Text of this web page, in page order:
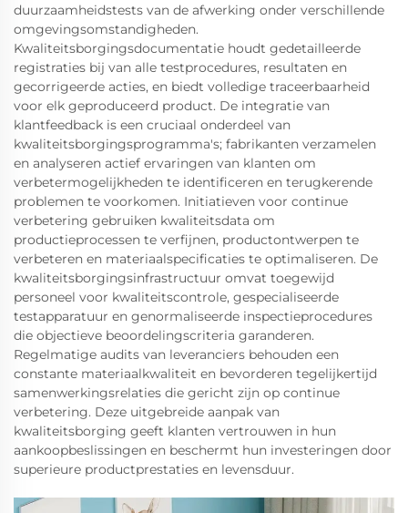
duurzaamheidstests van de afwerking onder verschillende
omgevingsomstandigheden.
Kwaliteitsborgingsdocumentatie houdt gedetailleerde
registraties bij van alle testprocedures, resultaten en
gecorrigeerde acties, en biedt volledige traceerbaarheid
voor elk geproduceerd product. De integratie van
klantfeedback is een cruciaal onderdeel van
kwaliteitsborgingsprogramma's; fabrikanten verzamelen
en analyseren actief ervaringen van klanten om
verbetermogelijkheden te identificeren en terugkerende
problemen te voorkomen. Initiatieven voor continue
verbetering gebruiken kwaliteitsdata om
productieprocessen te verfijnen, productontwerpen te
verbeteren en materiaalspecificaties te optimaliseren. De
kwaliteitsborgingsinfrastructuur omvat toegewijd
personeel voor kwaliteitscontrole, gespecialiseerde
testapparatuur en genormaliseerde inspectieprocedures
die objectieve beoordelingscriteria garanderen.
Regelmatige audits van leveranciers behouden een
constante materiaalkwaliteit en bevorderen tegelijkertijd
samenwerkingsrelaties die gericht zijn op continue
verbetering. Deze uitgebreide aanpak van
kwaliteitsborging geeft klanten vertrouwen in hun
aankoopbeslissingen en beschermt hun investeringen door
superieure productprestaties en levensduur.